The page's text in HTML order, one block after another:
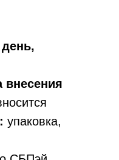
внесения
упаковка,